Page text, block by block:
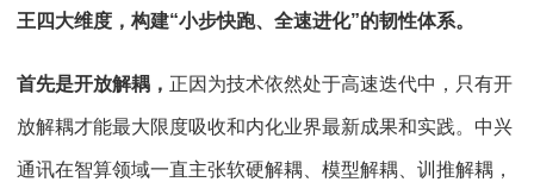
王四大维度，构建“小步快跑、全速进化”的韧性体系。
首先是开放解耦， 正因为技术依然处于高速迭代中，只有开
放解耦才能最大限度吸收和内化业界最新成果和实践。中兴
通讯在智算领域一直主张软硬解耦、模型解耦、训推解耦，